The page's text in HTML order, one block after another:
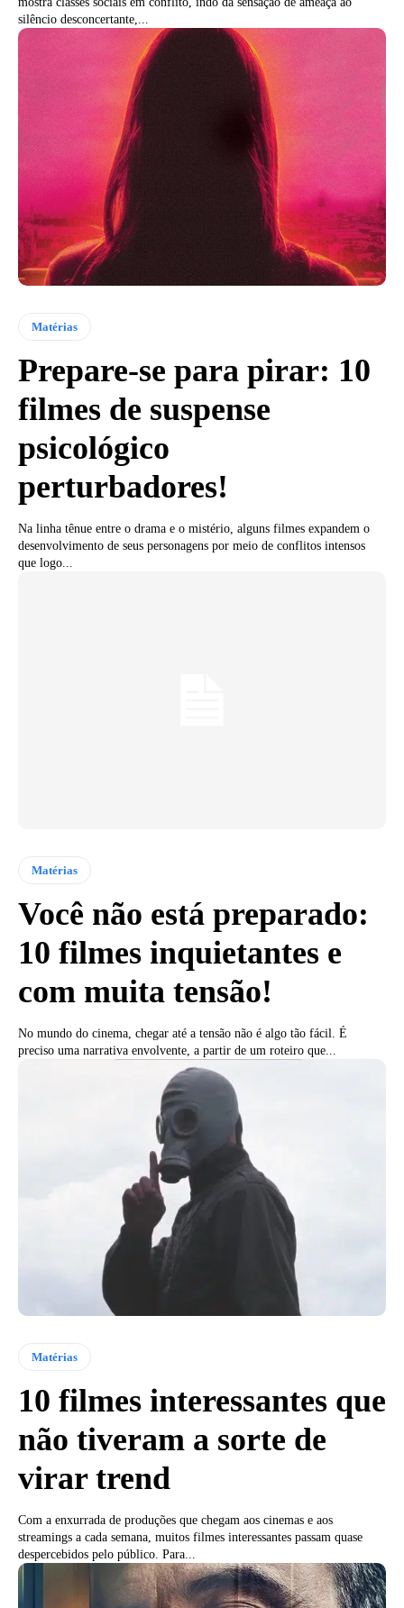
silêncio desconcertante,...
Matérias
Prepare-se para pirar: 10
filmes de suspense
psicológico
perturbadores!
Na linha tênue entre o drama e o mistério, alguns filmes expandem o
desenvolvimento de seus personagens por meio de conflitos intensos
que logo...
Matérias
Você não está preparado:
10 filmes inquietantes e
com muita tensão!
No mundo do cinema, chegar até a tensão não é algo tão fácil. É
preciso uma narrativa envolvente, a partir de um roteiro que...
Matérias
10 filmes interessantes que
não tiveram a sorte de
virar trend
Com a enxurrada de produções que chegam aos cinemas e aos
streamings a cada semana, muitos filmes interessantes passam quase
despercebidos pelo público. Para...